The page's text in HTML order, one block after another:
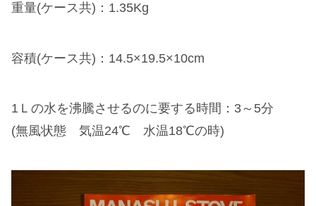
重量(ケース共)：1.35Kg
容積(ケース共)：14.5×19.5×10cm
1Ｌの水を沸騰させるのに要する時間：3～5分
(無風状態 気温24℃ 水温18℃の時)